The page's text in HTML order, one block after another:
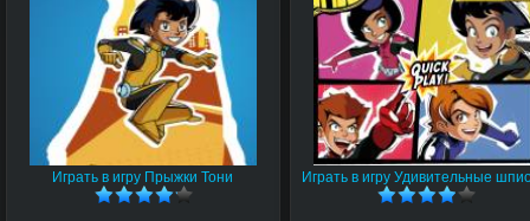
Играть в игру Прыжки Тони Играть в игру Удивительные